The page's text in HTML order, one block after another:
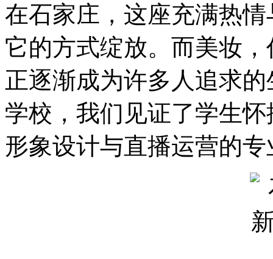
在石家庄，这座充满热
它的方式绽放。而美妆
正逐渐成为许多人追求
学校，我们见证了学生
形象设计与直播运营的